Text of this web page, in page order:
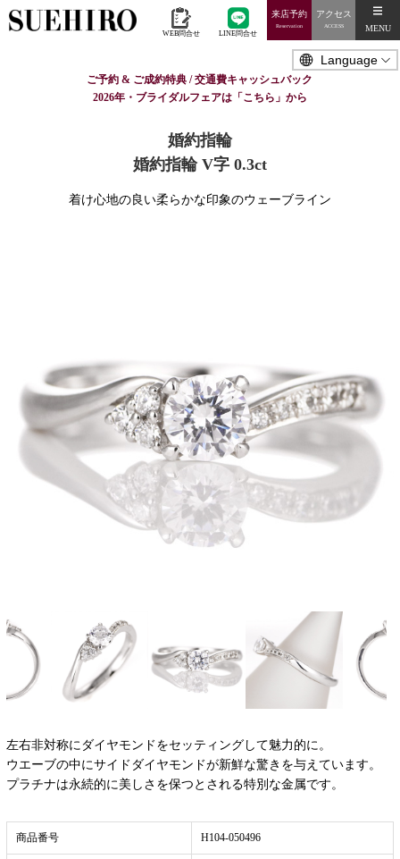
WEB問合せ LINE問合せ
来店予約
Reservation
アクセス
ACCESS MENU
ご予約 & ご成約特典 / 交通費キャッシュバック
2026年・ブライダルフェアは「こちら」から
婚約指輪
婚約指輪 V字 0.3ct
着け心地の良い柔らかな印象のウェーブライン
左右非対称にダイヤモンドをセッティングして魅力的に。
ウエーブの中にサイドダイヤモンドが新鮮な驚きを与えています。
プラチナは永続的に美しさを保つとされる特別な金属です。
商品番号 H104-050496